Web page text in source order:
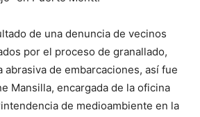
de una denuncia de vecinos
por el proceso de granallado,
abrasiva de embarcaciones, así fue
Mansilla, encargada de la oficina
de medioambiente en la